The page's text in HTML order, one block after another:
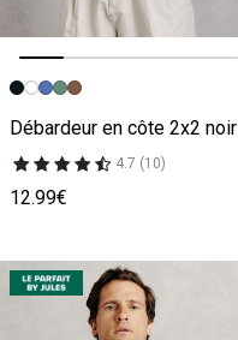
Image précédente
Image suivante
Débardeur en côte 2x2 noir
4.7 (10)
12.99€